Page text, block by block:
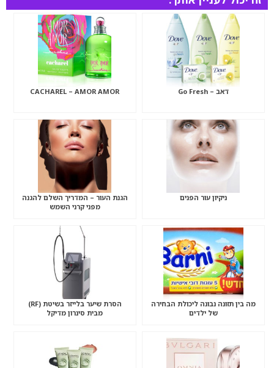
דאב – Go Fresh CACHAREL – AMOR AMOR
ניקיון עור הפנים
הגנת העור – המדריך השלם להגנה
מפני קרני השמש
מה בין תזונה נבונה ליכולת הבחירה
של ילדים
הסרת שיער בלייזר בשיטת (RF)
מבית סינרון מדיקל